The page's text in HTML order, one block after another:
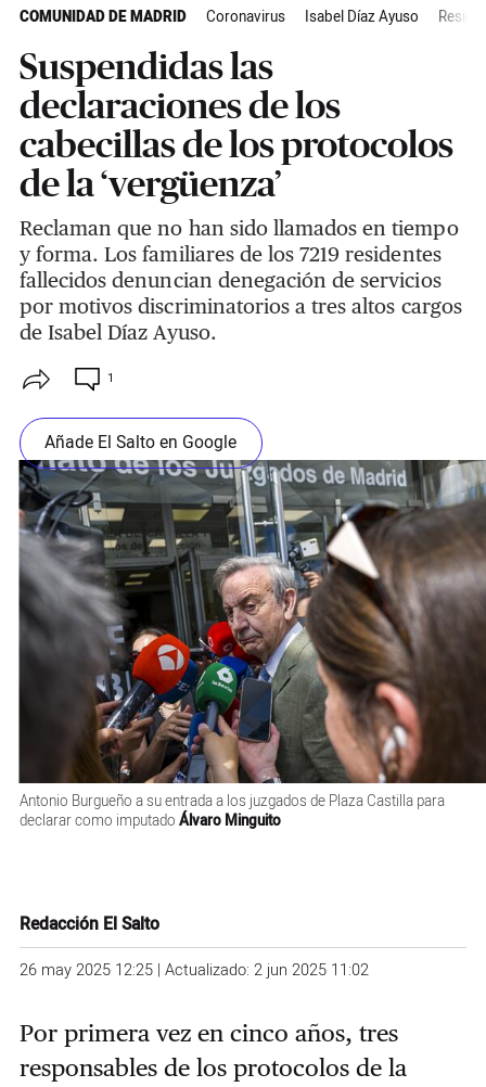
COMUNIDAD DE MADRID Coronavirus Isabel Díaz Ayuso
Suspendidas las
declaraciones de los
cabecillas de los protocolos
de la ‘vergüenza’
Reclaman que no han sido llamados en tiempo
y forma. Los familiares de los 7219 residentes
fallecidos denuncian denegación de servicios
por motivos discriminatorios a tres altos cargos
de Isabel Díaz Ayuso.
1
Añade El Salto en Google
Antonio Burgueño a su entrada a los juzgados de Plaza Castilla para
declarar como imputado Álvaro Minguito
Redacción El Salto
26 may 2025 12:25 | Actualizado: 2 jun 2025 11:02
Por primera vez en cinco años, tres
responsables de los protocolos de la